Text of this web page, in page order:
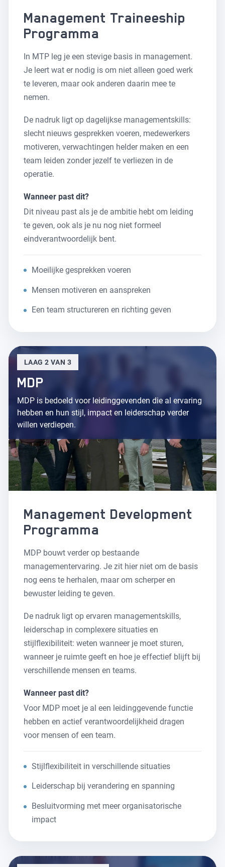
Management Traineeship
Programma
In MTP leg je een stevige basis in management.
Je leert wat er nodig is om niet alleen goed werk
te leveren, maar ook anderen daarin mee te
nemen.
De nadruk ligt op dagelijkse managementskills:
slecht nieuws gesprekken voeren, medewerkers
motiveren, verwachtingen helder maken en een
team leiden zonder jezelf te verliezen in de
operatie.
Wanneer past dit?
Dit niveau past als je de ambitie hebt om leiding
te geven, ook als je nu nog niet formeel
eindverantwoordelijk bent.
Moeilijke gesprekken voeren
Mensen motiveren en aanspreken
Een team structureren en richting geven
Management Development
Programma
MDP bouwt verder op bestaande
managementervaring. Je zit hier niet om de basis
nog eens te herhalen, maar om scherper en
bewuster leiding te geven.
De nadruk ligt op ervaren managementskills,
leiderschap in complexere situaties en
stijlflexibiliteit: weten wanneer je moet sturen,
wanneer je ruimte geeft en hoe je effectief blijft bij
verschillende mensen en teams.
Wanneer past dit?
Voor MDP moet je al een leidinggevende functie
hebben en actief verantwoordelijkheid dragen
voor mensen of een team.
Stijlflexibiliteit in verschillende situaties
Leiderschap bij verandering en spanning
Besluitvorming met meer organisatorische
impact
LAAG 2 VAN 3
MDP
MDP is bedoeld voor leidinggevenden die al ervaring
hebben en hun stijl, impact en leiderschap verder
willen verdiepen.